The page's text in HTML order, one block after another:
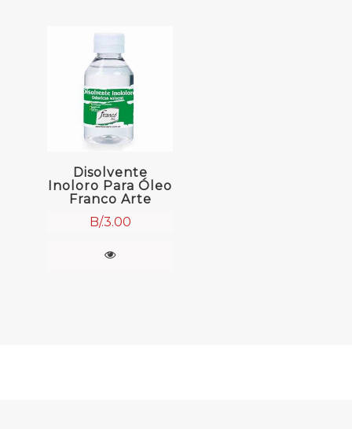
Disolvente
Inoloro Para Óleo
Franco Arte
B/.3.00